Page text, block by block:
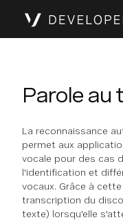
Parole au
La reconnaissance
permet aux
vocale pour des cas
l'identification et
vocaux. Grâce à
transcription du
texte) lorsqu'elle